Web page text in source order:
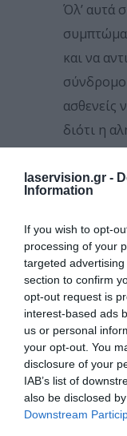
laservision.gr -
Information
If you wish to opt-
processing of your
targeted
section to confirm
opt-out request is
interest-based ads
us or personal
your opt-out. You
disclosure of your
IAB’s list of
also be disclosed
Downstream
Όλ’ αυτά
και να
σύνδρομο
ασθενείς
διότι η
οι
βελτίωση,
Ακαδημία
Academy
Όπως
που